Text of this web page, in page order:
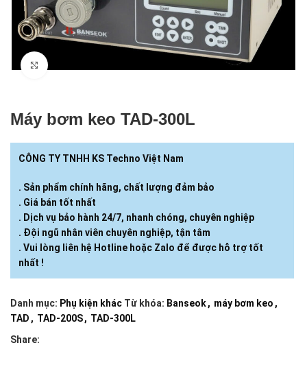
Máy bơm keo TAD-300L
CÔNG TY TNHH KS Techno Việt Nam
. Sản phẩm chính hãng, chất lượng đảm bảo
. Giá bán tốt nhất
. Dịch vụ bảo hành 24/7, nhanh chóng, chuyên nghiệp
. Đội ngũ nhân viên chuyên nghiệp, tận tâm
. Vui lòng liên hệ Hotline hoặc Zalo để được hỗ trợ tốt
nhất !
Danh mục: Phụ kiện khác Từ khóa: Banseok, máy bơm keo ,
TAD , TAD-200S, TAD-300L
Share: